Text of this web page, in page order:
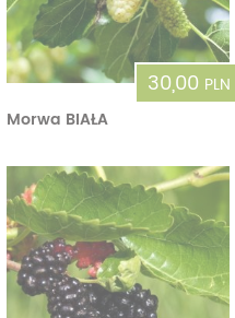
30,00 PLN
Morwa BIAŁA